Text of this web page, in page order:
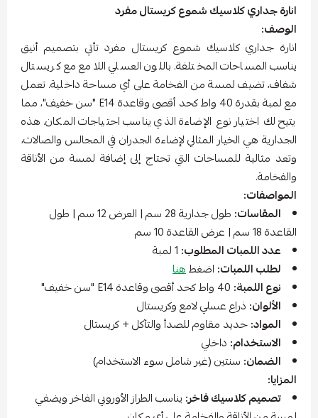
انارة جداري كلاسيك شموع كريستال مفرد
الوصف:
انارة جداري كلاسيك شموع كريستال مفرد تأتي بتصميم أنيق
يناسب المساحات المختلفة. باللون العسلي اللامع مع كريستال
شفاف، تضيف لمسة من الفخامة على أي مساحة داخلية. تعمل
مع لمبة بقدرة 40 واط كحد أقصى وقاعدة E14 "سن خفيف"، مما
يتيح لك اختيار نوع الإضاءة الذي يناسب احتياجات المكان. هذه
الجدارية هي الخيار المثالي لإضاءة الجدران في المجالس والصالات،
وتعد مثالية للمساحات التي تحتاج إلى إضافة لمسة من الأناقة
والفخامة.
المواصفات:
المقاسات:
طول جدارية 28 سم | العرض 12 سم | طول
القاعدة 18 سم | عرض القاعدة 10 سم
عدد اللمبات المطلوب:
لطلب اللمبات: اضغطهنا
نوع اللمبة:
الألوان: ذراع عسلي لامع وكريستال
المواد:حديد مقاوم للصدأ والتآكل + كريستال
الاستخدام: داخلي
الضمان: سنتين (غير شامل سوء الاستخدام)
المزايا:
تصميم كلاسيك فاخر: يناسب الطراز الأوروبي الفاخر ويضفي